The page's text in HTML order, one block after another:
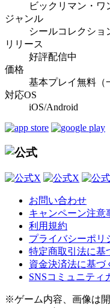
ビックリマン・ワ
ジャンル
シールコレクショ
リリース
好評配信中
価格
基本プレイ無料（
対応OS
iOS/Android
お問い合わせ
キャンペーン注意
利用規約
プライバシーポリ
特定商取引法に基
資金決済法に基づ
SNSコミュニティ
※ゲーム内容、画像は開